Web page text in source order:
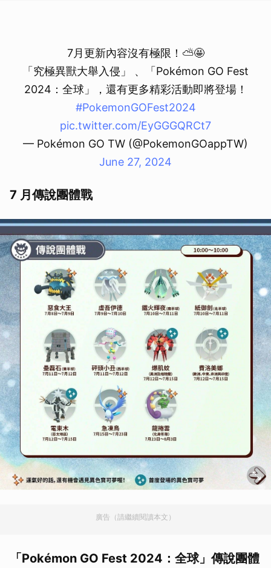
7月更新內容沒有極限！⛅🤩
「究極異獸大舉入侵」 、「Pokémon GO Fest
2024：全球」，還有更多精彩活動即將登場！
#PokemonGOFest2024
pic.twitter.com/EyGGGQRCt7
— Pokémon GO TW (@PokemonGOappTW)
June 27, 2024
7 月傳說團體戰
廣告（請繼續閱讀本文）
「Pokémon GO Fest 2024：全球」傳說團體